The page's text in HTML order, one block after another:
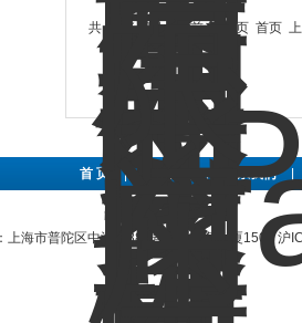
共 36 条记录，当前 1 / 3 页 首页
首 页 | | 联系我们 |
上海市普陀区中江路889号曹杨商务大厦1501沪